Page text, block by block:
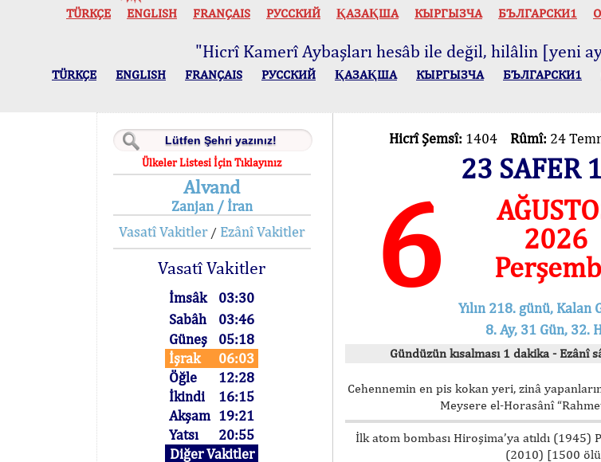
TÜRKÇE ENGLISH FRANÇAIS РУССКИЙ ҚАЗАҚША КЫPГЫЗЧA БЪЛГАРСКИ1
"Hicrî Kamerî Aybaşları hesâb ile değil, hilâlin [yeni
TÜRKÇE ENGLISH FRANÇAIS РУССКИЙ ҚАЗАҚША КЫPГЫЗЧA БЪЛГАРСКИ1
Ülkeler Listesi İçin Tıklayınız
Alvand
Zanjan / İran
Vasatî Vakitler/ Ezânî Vakitler
Vasatî Vakitler
İmsâk
03:30
Sabâh
03:46
Güneş
05:18
İşrak
06:03
Öğle
12:28
İkindi
16:15
Akşam 19:21
Yatsı
20:55
Diğer Vakitler
Hicrî Şemsî: 1404 Rûmî: 24
23 SAFER
6
2026
Yılın 218. günü, Kalan
8. Ay, 31 Gün, 32.
Gündüzün kısalması 1 dakika - Ezânî
Cehennemin en pis kokan yeri, zinâ
Meysere el-Horasânî
İlk atom bombası Hiroşima’ya atıldı (1945)
(2010) [1500